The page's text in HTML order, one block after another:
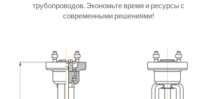
трубопроводов. Экономьте время и ресурсы с
современными решениями!